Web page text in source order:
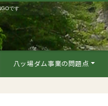
です
八ッ場ダム事業の問題点